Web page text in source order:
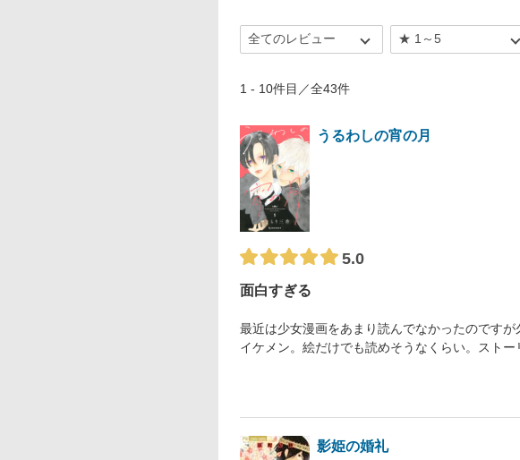
1 - 10件目／全43件
うるわしの宵の月
5.0
面白すぎる
最近は少女漫画をあまり読んでなかったのです
イケメン。絵だけでも読めそうなくらい。ストー
影姫の婚礼